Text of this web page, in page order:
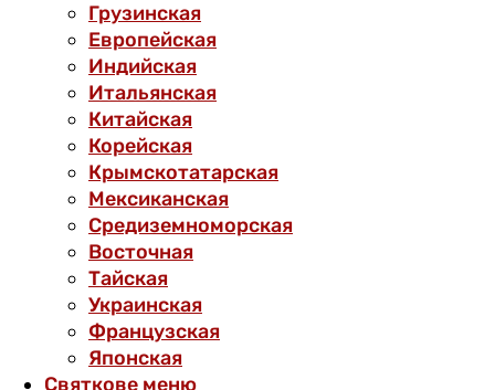
Грузинская
Европейская
Индийская
Итальянская
Китайская
Корейская
Крымскотатарская
Мексиканская
Средиземноморская
Восточная
Тайская
Украинская
Французская
Японская
Святкове меню